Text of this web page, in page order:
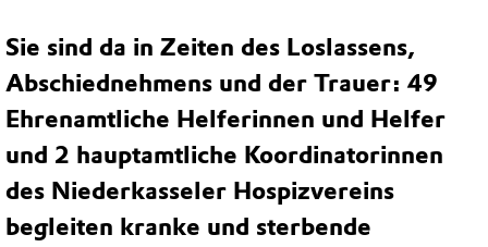
Sie sind da in Zeiten des Loslassens,
Abschiednehmens und der Trauer: 49
Ehrenamtliche Helferinnen und Helfer
und 2 hauptamtliche Koordinatorinnen
des Niederkasseler Hospizvereins
begleiten kranke und sterbende